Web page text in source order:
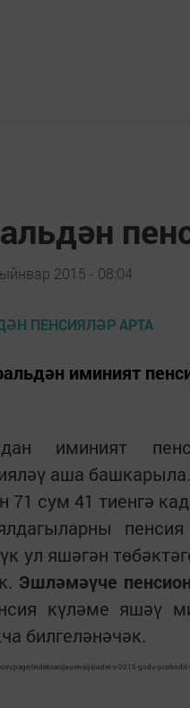
2015 - 08:04
иминият
иминият
аша
71 сум 41 тиенгә
ул яшәгән
Эшләмәүче
күләме яшәү
билгеләнәчәк.
page/indeksacija-pensij-budet-v-2015-godu-prohodit-